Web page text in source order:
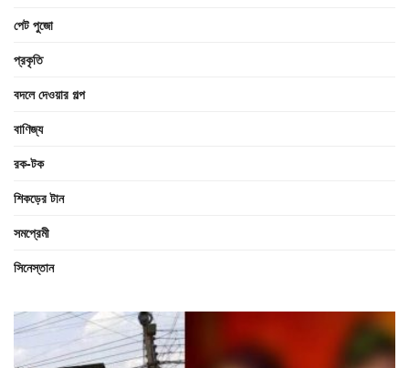
পেট পুজো
প্রকৃতি
বদলে দেওয়ার গল্প
বাণিজ্য
রক-টক
শিকড়ের টান
সমপ্রেমী
সিনেস্তান